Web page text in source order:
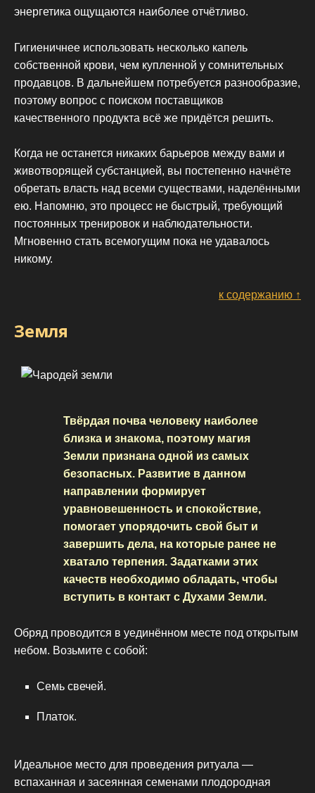
энергетика ощущаются наиболее отчётливо.
Гигиеничнее использовать несколько капель
собственной крови, чем купленной у сомнительных
продавцов. В дальнейшем потребуется разнообразие,
поэтому вопрос с поиском поставщиков
качественного продукта всё же придётся решить.
Когда не останется никаких барьеров между вами и
животворящей субстанцией, вы постепенно начнёте
обретать власть над всеми существами, наделёнными
ею. Напомню, это процесс не быстрый, требующий
постоянных тренировок и наблюдательности.
Мгновенно стать всемогущим пока не удавалось
никому.
к содержанию ↑
Земля
Твёрдая почва человеку наиболее
близка и знакома, поэтому магия
Земли признана одной из самых
безопасных. Развитие в данном
направлении формирует
уравновешенность и спокойствие,
помогает упорядочить свой быт и
завершить дела, на которые ранее не
хватало терпения. Задатками этих
качеств необходимо обладать, чтобы
вступить в контакт с Духами Земли.
Обряд проводится в уединённом месте под открытым
небом. Возьмите с собой:
Семь свечей.
Платок.
Идеальное место для проведения ритуала —
вспаханная и засеянная семенами плодородная